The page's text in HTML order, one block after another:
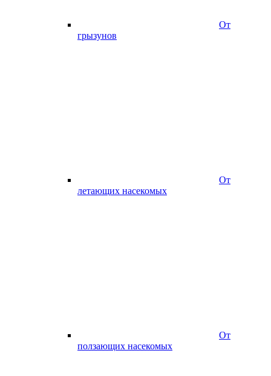
От
грызунов
От
летающих насекомых
От
ползающих насекомых